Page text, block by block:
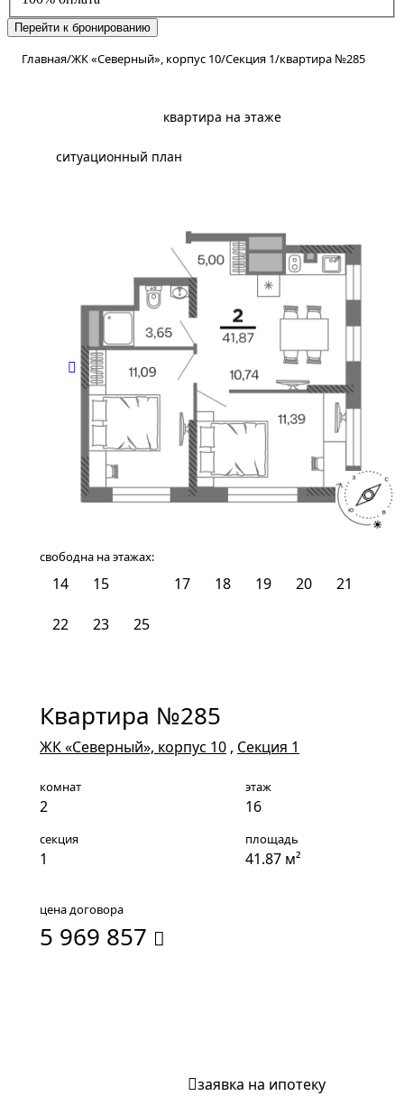
Перейти к бронированию
Главная/ЖК «Северный», корпус 10/Секция 1/квартира №285
квартира на этаже
ситуационный план
свободна на этажах:
14 15 17 18 19 20 21
22 23 25
Квартира №285
ЖК «Северный», корпус 10 , Секция 1
комнат
2
этаж
16
секция
1
площадь
41.87 м²
цена договора
5 969 857
заявка на ипотеку